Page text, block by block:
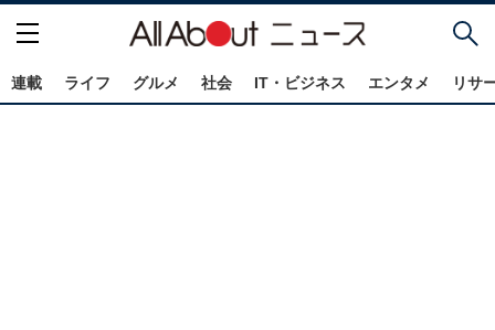
連載 ライフ グルメ 社会 IT・ビジネス エンタメ リサ